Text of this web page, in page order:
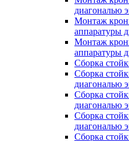
диагональю
Монтаж
аппаратуры
Монтаж
аппаратуры
Сборка
Сборка
диагональю
Сборка
диагональю
Сборка
диагональю
Сборка